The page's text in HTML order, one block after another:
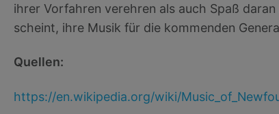
ihrer Vorfahren verehren als auch Spaß
scheint, ihre Musik für die kommenden
Quellen:
https://en.wikipedia.org/wiki/